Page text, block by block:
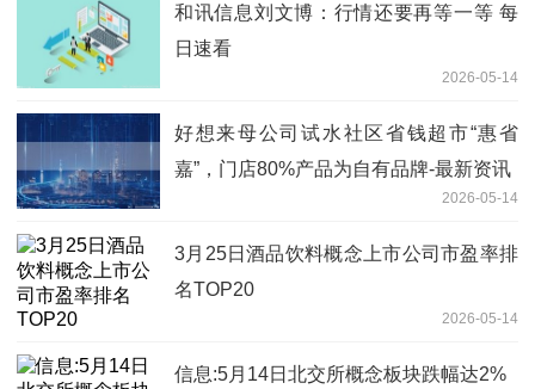
和讯信息刘文博：行情还要再等一等 每
日速看
2026-05-14
好想来母公司试水社区省钱超市“惠省
嘉”，门店80%产品为自有品牌-最新资讯
2026-05-14
3月25日酒品饮料概念上市公司市盈率排
名TOP20
2026-05-14
信息:5月14日北交所概念板块跌幅达2%